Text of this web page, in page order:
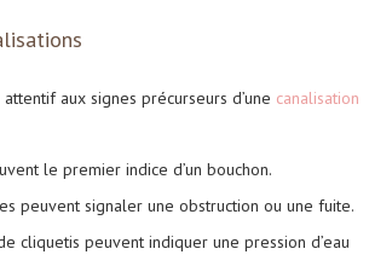
aux signes précurseurs d’une canalisation
le premier indice d’un bouchon.
peuvent signaler une obstruction ou une fuite.
cliquetis peuvent indiquer une pression d’eau